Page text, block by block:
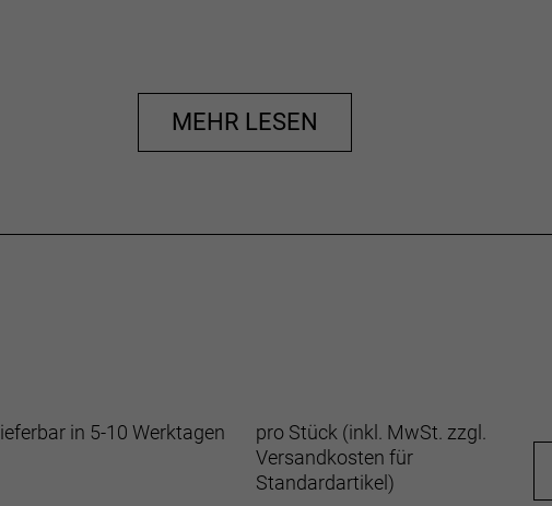
im Schonwaschgang und hänge es danach zum Trocknen auf.
MEHR LESEN
in 5-10 Werktagen
pro Stück (inkl. MwSt. zzgl.
Versandkosten für
Standardartikel)